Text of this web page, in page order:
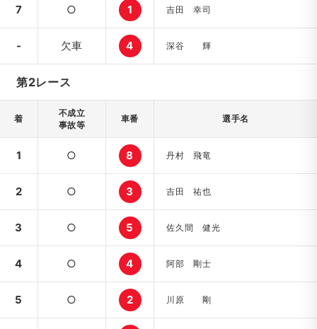
7 ○ 1 吉田 幸司
- 欠車 4 深谷 輝
第2レース
着
不成立
事故等
車番 選手名
1 ○ 8 丹村 飛竜
2 ○ 3 吉田 祐也
3 ○ 5 佐久間 健光
4 ○ 4 阿部 剛士
5 ○ 2 川原 剛